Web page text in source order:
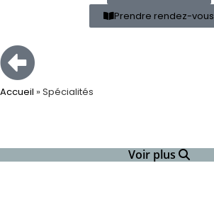
Prendre rendez-vous
Accueil »Spécialités
Voir plus